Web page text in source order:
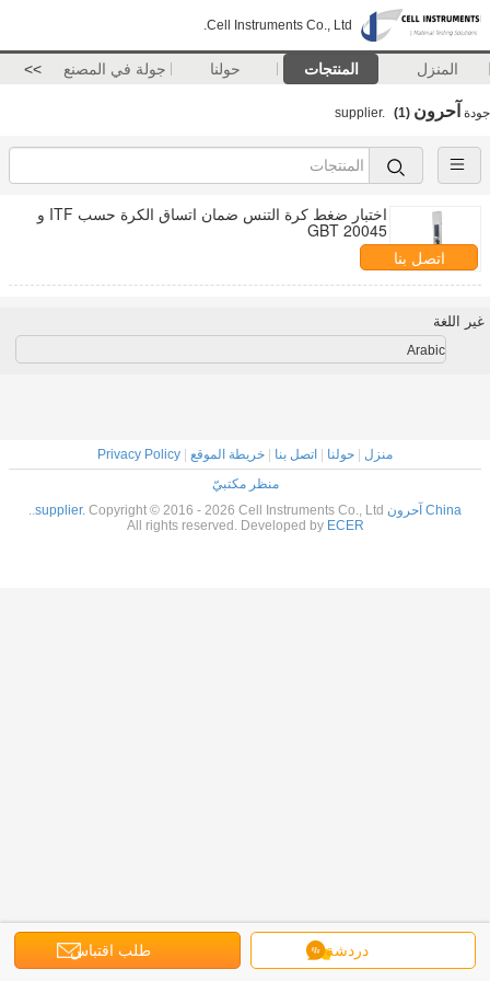
Cell Instruments Co., Ltd.
المنزل المنتجات حولنا جولة في المصنع >>
جودة آحرون (1)
اختبار ضغط كرة التنس ضمان اتساق الكرة حسب ITF و
GBT 20045
اتصل بنا
دردشة طلب اقتباس
غير اللغة
Arabic
منزل حولنا اتصل بنا خريطة الموقع
Privacy Policy
منظر مكتبيّ
China آحرون supplier.
Copyright © 2016 - 2026 Cell Instruments Co., Ltd..
All rights reserved. Developed by ECER